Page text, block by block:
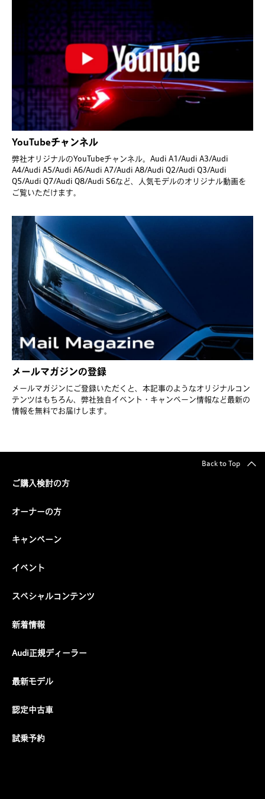
YouTubeチャンネル
弊社オリジナルのYouTubeチャンネル。Audi A1/Audi A3/Audi
A4/Audi A5/Audi A6/Audi A7/Audi A8/Audi Q2/Audi Q3/Audi
Q5/Audi Q7/Audi Q8/Audi S6など、人気モデルのオリジナル動画を
ご覧いただけます。
メールマガジンの登録
メールマガジンにご登録いただくと、本記事のようなオリジナルコン
テンツはもちろん、弊社独自イベント・キャンペーン情報など最新の
情報を無料でお届けします。
Back to Top
ご購入検討の方
オーナーの方
キャンペーン
イベント
スペシャルコンテンツ
新着情報
Audi正規ディーラー
最新モデル
認定中古車
試乗予約